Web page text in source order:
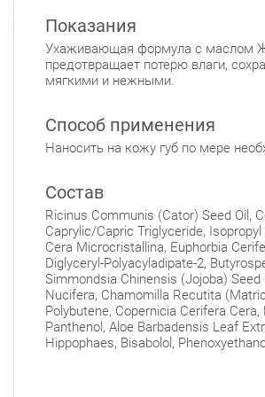
Ленинский пр., д.78, к.1
Юго-Западная
Ленинский пр., д. 88
Московский район
Авиационная улица, д. 7
ул. Чудновского, д. 19
Круглосуточно
Проспект Большевиков
ул. Дыбенко ул., д. 8, к. 3
Улица Дыбенко
Подвойского 6/5 (Белышева,
Показания
Ухаживающая формула с маслом
предотвращает потерю влаги,
мягкими и нежными.
Способ применения
Наносить на кожу губ по мере
Состав
Ricinus Communis (Cator) Seed Oil,
Caprylic/Capric Triglyceride,
Cera Microcristallina, Euphorbia
Diglyceryl-Polyacyladipate-2,
Simmondsia Chinensis (Jojoba) Seed
Nucifera, Chamomilla Recutita
Polybutene, Copernicia Cerifera Cera,
Panthenol, Aloe Barbadensis Leaf
Hippophaes, Bisabolol,